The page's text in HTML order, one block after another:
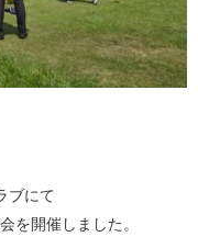
ブにて
を開催しました。